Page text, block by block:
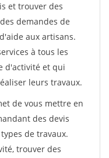
et trouver des
demandes de
aux artisans.
à tous les
d'activité et qui
leurs travaux.
de vous mettre en
des devis
de travaux.
trouver des